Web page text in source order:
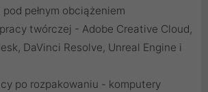
pełnym obciążeniem
twórczej - Adobe Creative Cloud,
DaVinci Resolve, Unreal Engine i
po rozpakowaniu - komputery